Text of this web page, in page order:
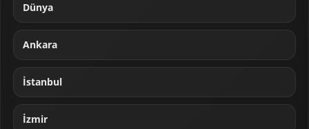
Dünya
Ankara
İstanbul
İzmir